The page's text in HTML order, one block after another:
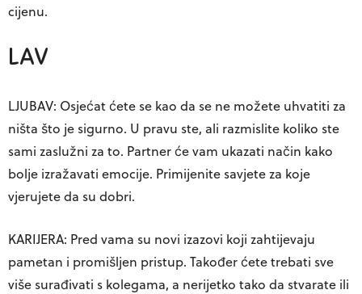
cijenu.
LAV
LJUBAV: Osjećat ćete se kao da se ne možete uhvatiti za
ništa što je sigurno. U pravu ste, ali razmislite koliko ste
sami zaslužni za to. Partner će vam ukazati način kako
bolje izražavati emocije. Primijenite savjete za koje
vjerujete da su dobri.
KARIJERA: Pred vama su novi izazovi koji zahtijevaju
pametan i promišljen pristup. Također ćete trebati sve
više surađivati s kolegama, a nerijetko tako da stvarate ili